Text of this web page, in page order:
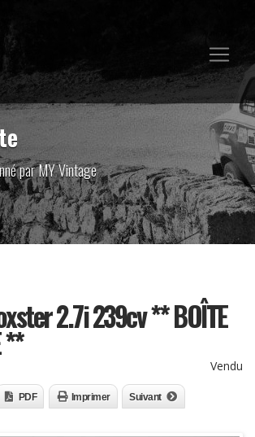
par MY Vintage
2.7i 239cv ** BOÎTE
**
Vendu
PDF Imprimer Suivant